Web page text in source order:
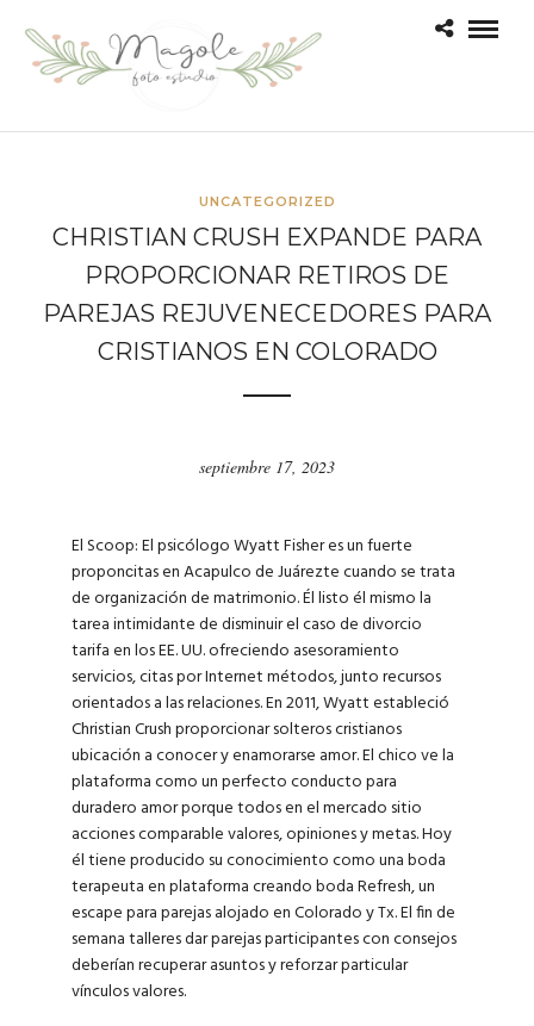
UNCATEGORIZED
CHRISTIAN CRUSH EXPANDE PARA
PROPORCIONAR RETIROS DE
PAREJAS REJUVENECEDORES PARA
CRISTIANOS EN COLORADO
septiembre 17, 2023
El Scoop: El psicólogo Wyatt Fisher es un fuerte
proponсitas en Acapulco de Juárezte cuando se trata
de organización de matrimonio. Él listo él mismo la
tarea intimidante de disminuir el caso de divorcio
tarifa en los EE. UU. ofreciendo asesoramiento
servicios, citas por Internet métodos, junto recursos
orientados a las relaciones. En 2011, Wyatt estableció
Christian Crush proporcionar solteros cristianos
ubicación a conocer y enamorarse amor. El chico ve la
plataforma como un perfecto conducto para
duradero amor porque todos en el mercado sitio
acciones comparable valores, opiniones y metas. Hoy
él tiene producido su conocimiento como una boda
terapeuta en plataforma creando boda Refresh, un
escape para parejas alojado en Colorado y Tx. El fin de
semana talleres dar parejas participantes con consejos
deberían recuperar asuntos y reforzar particular
vínculos valores.